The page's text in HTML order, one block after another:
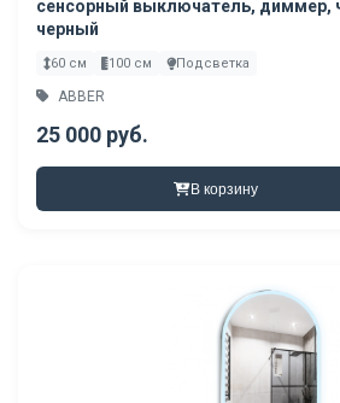
сенсорный выключатель, диммер,
черный
60 см 100 см Подсветка
ABBER
25 000 руб.
В корзину